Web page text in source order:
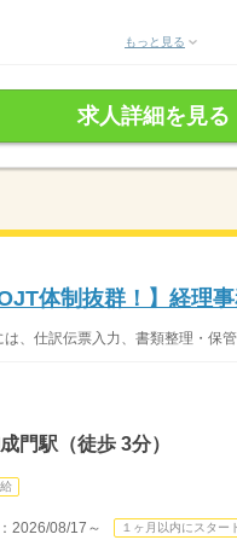
もっと見る
求人詳細を見る
体制抜群！】経理
は、仕訳伝票入力、書類整理・保
門駅（徒歩 3分）
08/17～ １ヶ月以内にスター